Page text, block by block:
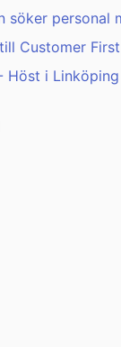
söker personal
Customer First
Höst i Linköping